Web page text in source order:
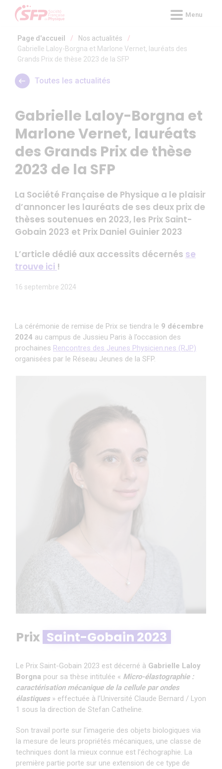
Panneau de gestion des cookies
Menu
Page d'accueil / Nos actualités
/
Gabrielle Laloy-Borgna et Marlone Vernet, lauréats des
Grands Prix de thèse 2023 de la SFP
Toutes les actualités
Gabrielle Laloy-Borgna et
Marlone Vernet, lauréats
des Grands Prix de thèse
2023 de la SFP
La Société Française de Physique a le plaisir
d’annoncer les lauréats de ses deux prix de
thèses soutenues en 2023, les Prix Saint-
Gobain 2023 et Prix Daniel Guinier 2023
L’article dédié aux accessits décernés se
trouve ici !
16 septembre 2024
La cérémonie de remise de Prix se tiendra le 9 décembre
2024 au campus de Jussieu Paris à l’occasion des
prochaines Rencontres des Jeunes Physicien.nes (RJP)
organisées par le Réseau Jeunes de la SFP.
Prix Saint-Gobain 2023
Le Prix Saint-Gobain 2023 est décerné à Gabrielle Laloy
Borgna pour sa thèse intitulée « Micro-élastographie :
caractérisation mécanique de la cellule par ondes
élastiques» effectuée à l’Université Claude Bernard / Lyon
1 sous la direction de Stefan Catheline.
Son travail porte sur l’imagerie des objets biologiques via
la mesure de leurs propriétés mécaniques, une classe de
techniques dont la mieux connue est l’échographie. La
première partie porte sur une extension de ce type de